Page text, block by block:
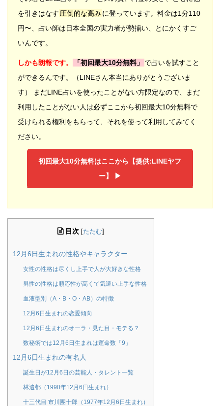
を引きはなす 圧倒的な高みに登っています。料金は1分110
円〜、占い師は日本全国の実力者が勢揃い、とにかくすご
いんです。
しかも朗報です。 「初回最大10分無料」
で占いを試すこと
ができるんです。（LINEさん本当にありがとうございま
す） まだLINE占いを使ったことがない方限定なので、まだ
利用したことがない人は必ずここから初回最大10分無料で
受けられる権利をもらって、それを使って利用してみてく
ださい。
初回最大10分無料はここから【提供:LINEヤフ
ー】 ▶︎
目次 たたむ
12月6日生まれの性格やキャラクター
女性の性格は尽くし上手で人が大好きな性格
男性の性格は順応性が高くて気遣い上手な性格
血液型別（A・B・O・AB）の特徴
12月6日生まれの恋愛傾向
12月6日生まれのオーラ・見た目・モテる？
数秘術では12月6日生まれは運命数「9」
12月6日生まれの有名人
誕生日が12月6日の芸能人・タレント一覧
林遣都（1990年12月6日生まれ）
十三代目 市川團十郎（1977年12月6日生まれ）